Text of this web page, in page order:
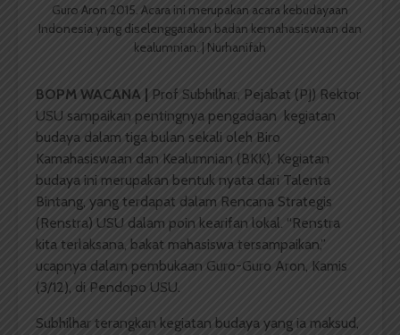
Guro Aron 2015. Acara ini merupakan acara kebudayaan
Indonesia yang diselenggarakan badan kemahasiswaan dan
kealumnian. | Nurhanifah
BOPM WACANA |
Prof Subhilhar, Pejabat (PJ) Rektor
USU sampaikan pentingnya pengadaan kegiatan
budaya dalam tiga bulan sekali oleh Biro
Kamahasiswaan dan Kealumnian (BKK). Kegiatan
budaya ini merupakan bentuk nyata dari Talenta
Bintang, yang terdapat dalam Rencana Strategis
(Renstra) USU dalam poin kearifan lokal. “Renstra
kita terlaksana, bakat mahasiswa tersampaikan,”
ucapnya dalam pembukaan Guro-Guro Aron, Kamis
(3/12), di Pendopo USU.
Subhilhar terangkan kegiatan budaya yang ia maksud,